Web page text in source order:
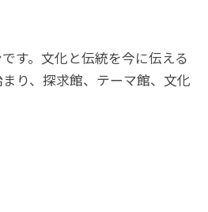
す。文化と伝統を今に伝える
り、探求館、テーマ館、文化